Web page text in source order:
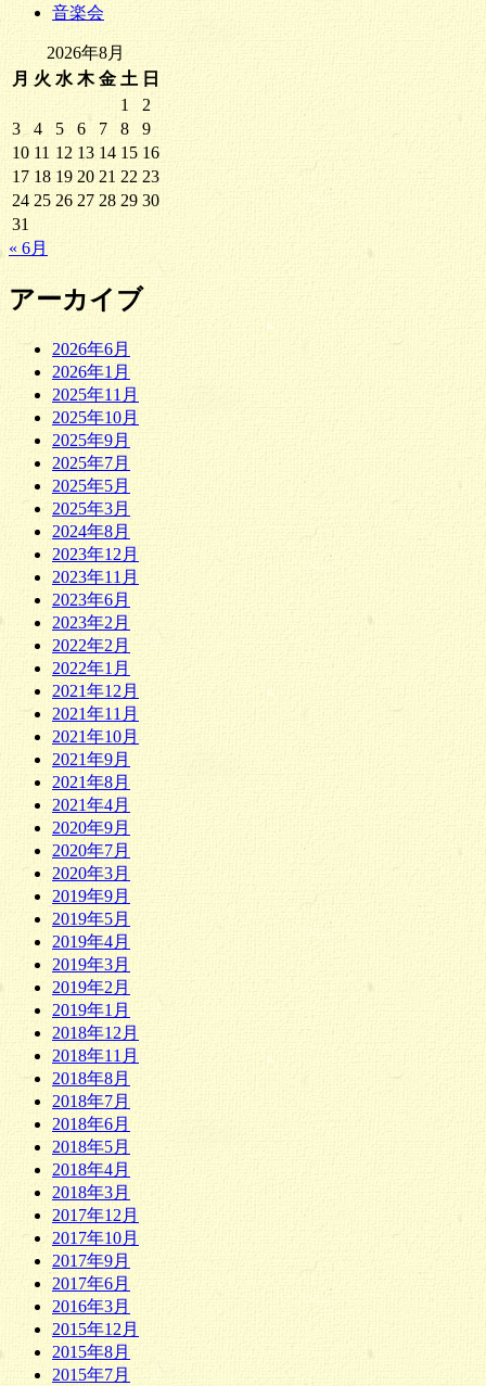
音楽会
2026年8月
月 火 水 木 金 土 日
1
2
3
4 5 6 7 8
9
10 11 12 13 14 15 16
17 18 19 20 21 22 23
24 25 26 27 28 29 30
31
« 6月
アーカイブ
2026年6月
2026年1月
2025年11月
2025年10月
2025年9月
2025年7月
2025年5月
2025年3月
2024年8月
2023年12月
2023年11月
2023年6月
2023年2月
2022年2月
2022年1月
2021年12月
2021年11月
2021年10月
2021年9月
2021年8月
2021年4月
2020年9月
2020年7月
2020年3月
2019年9月
2019年5月
2019年4月
2019年3月
2019年2月
2019年1月
2018年12月
2018年11月
2018年8月
2018年7月
2018年6月
2018年5月
2018年4月
2018年3月
2017年12月
2017年10月
2017年9月
2017年6月
2016年3月
2015年12月
2015年8月
2015年7月